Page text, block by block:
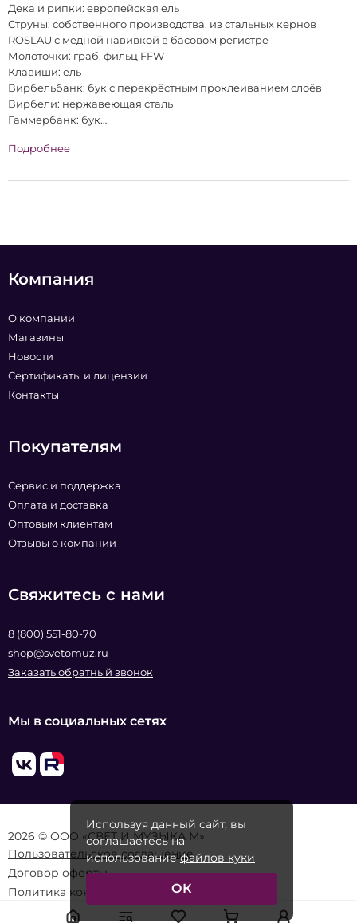
Дека и рипки: европейская ель
Струны: собственного производства, из стальных кернов
ROSLAU с медной навивкой в басовом регистре
Молоточки: граб, фильц FFW
Клавиши: ель
Вирбельбанк: бук с перекрёстным проклеиванием слоёв
Вирбели: нержавеющая сталь
Гаммербанк: бук
Система «плавного падения» крышки клапа: да
Подробнее
Компания
О компании
Магазины
Новости
Сертификаты и лицензии
Контакты
Покупателям
Сервис и поддержка
Оплата и доставка
Оптовым клиентам
Отзывы о компании
Свяжитесь с нами
8 (800) 551-80-70
shop@svetomuz.ru
Заказать обратный звонок
Мы в социальных сетях
2026 © ООО «СВЕТ И МУЗЫКА М»
Пользовательское соглашение
Договор оферты
Политика конфиденциальности
Используя данный сайт, вы
соглашаетесь на
использованиефайлов куки
ОК